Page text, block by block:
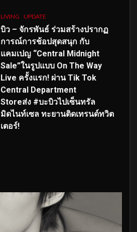
LIVING UPDATE
บิว – จักรพันธ์ ร่วมสร้างปรากฏ
การณ์การช้อปสุดสนุก กับ
แคมเปญ “Central Midnight
Sale”ในรูปแบบ On The Way
Live ครั้งแรก! ผ่าน Tik Tok
Central Department
Storeส่ง #บะบิวไปเซ็นทรัล
มิดไนท์เซล ทะยานติดเทรนด์ทวิต
เตอร์!